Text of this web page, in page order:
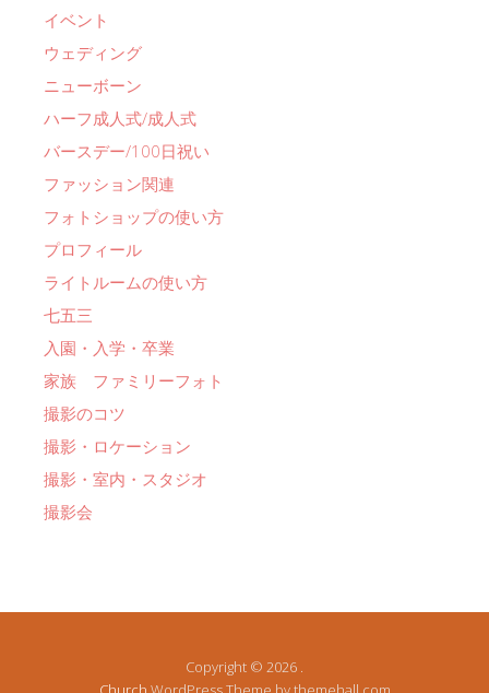
イベント
ウェディング
ニューボーン
ハーフ成人式/成人式
バースデー/100日祝い
ファッション関連
フォトショップの使い方
プロフィール
ライトルームの使い方
七五三
入園・入学・卒業
家族 ファミリーフォト
撮影のコツ
撮影・ロケーション
撮影・室内・スタジオ
撮影会
Copyright © 2026 .